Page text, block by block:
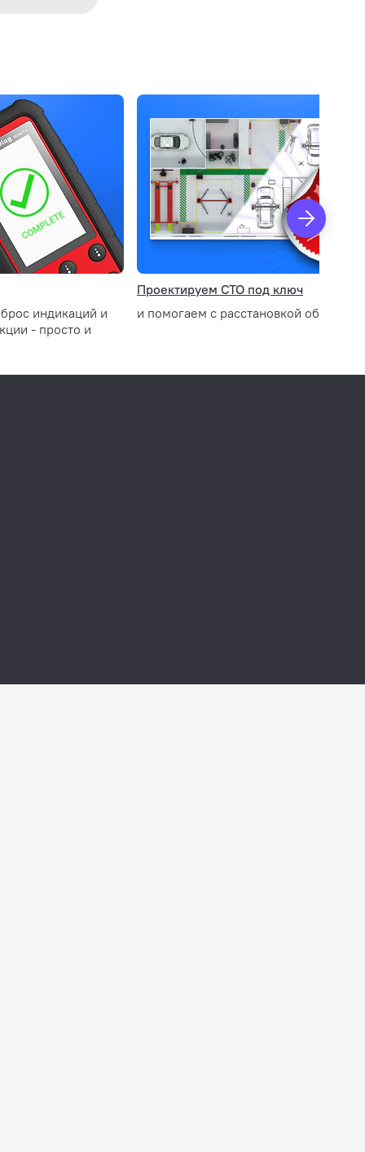
индикаций и
- просто и
Проектируем СТО под ключ
и помогаем с расстановкой